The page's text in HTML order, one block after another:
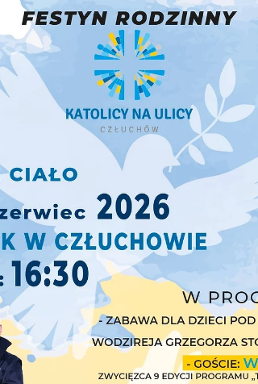
zakończeniu Mszy św. o g. 18.00. 3.We
wtorek o g. 16.30 prosimy, aby do
wra